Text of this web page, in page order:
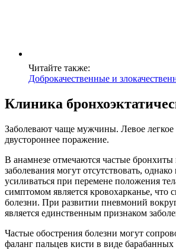
Читайте также:
Доброкачественные и
Клиника
Заболевают чаще мужчины. Левое легкое
двустороннее поражение.
В анамнезе отмечаются частые
заболевания могут отсутствовать,
усиливаться при перемене положения
симптомом является кровохарканье, что
болезни. При развитии пневмоний
является единственным признаком
Частые обострения болезни могут
фаланг пальцев кисти в виде